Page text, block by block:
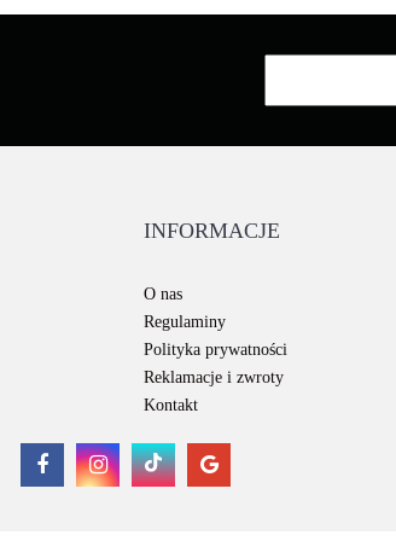
Canon
Cartridge Web
INFORMACJE
O nas
Regulaminy
Polityka prywatności
Reklamacje i zwroty
Kontakt